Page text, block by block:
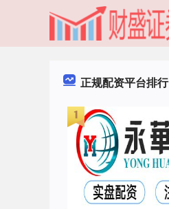
正规配资平台排行